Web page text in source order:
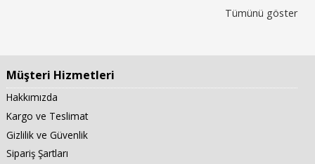
Tümünü göster
Müşteri Hizmetleri
Hakkımızda
Kargo ve Teslimat
Gizlilik ve Güvenlik
Sipariş Şartları